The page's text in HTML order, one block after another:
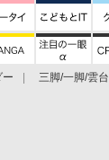
ー 三脚/一脚/雲台